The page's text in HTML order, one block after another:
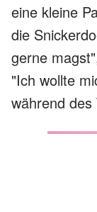
eine kleine
die
gerne
"Ich wollte
während